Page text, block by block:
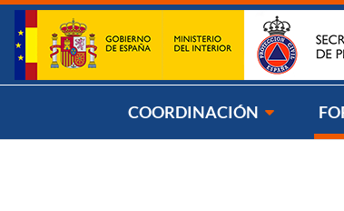
Saltar al contenido
COORDINACIÓN